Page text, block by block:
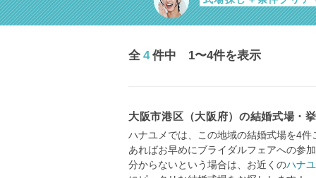
全 4 件中 1〜4件を表示
大阪市港区（大阪府）の結婚式場・
ハナユメでは、この地域の結婚式場を4
あればお早めにブライダルフェアへの参
分からないという場合は、お近くのハナ